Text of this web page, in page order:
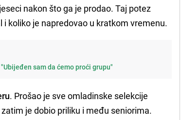
nakon što ga je prodao. Taj potez
koliko je napredovao u kratkom vremenu.
sam da ćemo proći grupu"
. Prošao je sve omladinske selekcije
je dobio priliku i među seniorima.